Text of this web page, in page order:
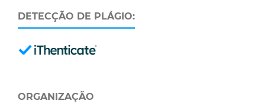
DETECÇÃO DE PLÁGIO:
ORGANIZAÇÃO